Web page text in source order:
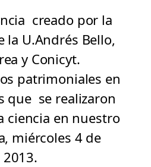
creado por la
la U.Andrés Bello,
y Conicyt.
patrimoniales en
que se realizaron
ciencia en nuestro
miércoles 4 de